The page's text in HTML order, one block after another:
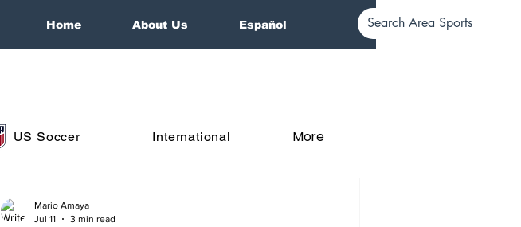
Home About Us Español
US Soccer International More
Mario Amaya
Jul 11
3 min read